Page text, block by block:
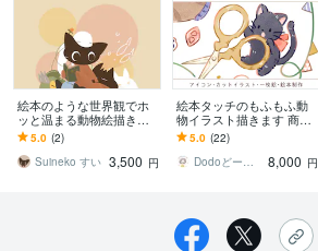
絵本のような世界観でホ
ッと温まる動物絵描きま
す アイコンやヘッダー、
ロゴ等に◎
5.0 (2)
Suineko すい 3,500 円
絵本タッチのもふもふ動
物イラスト描きます 商
用・グッズOK！アイコ
ン、動画の背景、絵本な
ど多用途に！
5.0 (22)
Dodoどーどー
8,000 円